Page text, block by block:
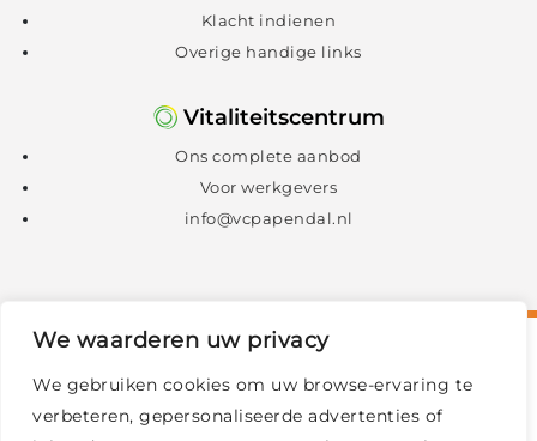
We waarderen uw privacy
We gebruiken cookies om uw browse-ervaring te
verbeteren, gepersonaliseerde advertenties of
Klacht indienen
Overige handige links
Vitaliteitscentrum
Ons complete aanbod
Voor werkgevers
info@vcpapendal.nl